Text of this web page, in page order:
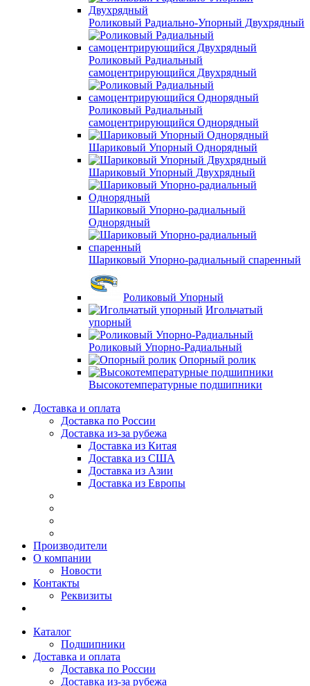
Роликовый Радиально-Упорный Двухрядный
Роликовый Радиальный
самоцентрирующийся Двухрядный
Роликовый Радиальный
самоцентрирующийся Однорядный
Шариковый Упорный Однорядный
Шариковый Упорный Двухрядный
Шариковый Упорно-радиальный
Однорядный
Шариковый Упорно-радиальный спаренный
Роликовый Упорный
Игольчатый
упорный
Роликовый Упорно-Радиальный
Опорный ролик
Высокотемпературные подшипники
Доставка и оплата
Доставка по России
Доставка из-за рубежа
Доставка из Китая
Доставка из США
Доставка из Азии
Доставка из Европы
Производители
О компании
Новости
Контакты
Реквизиты
Каталог
Подшипники
Доставка и оплата
Доставка по России
Доставка из-за рубежа